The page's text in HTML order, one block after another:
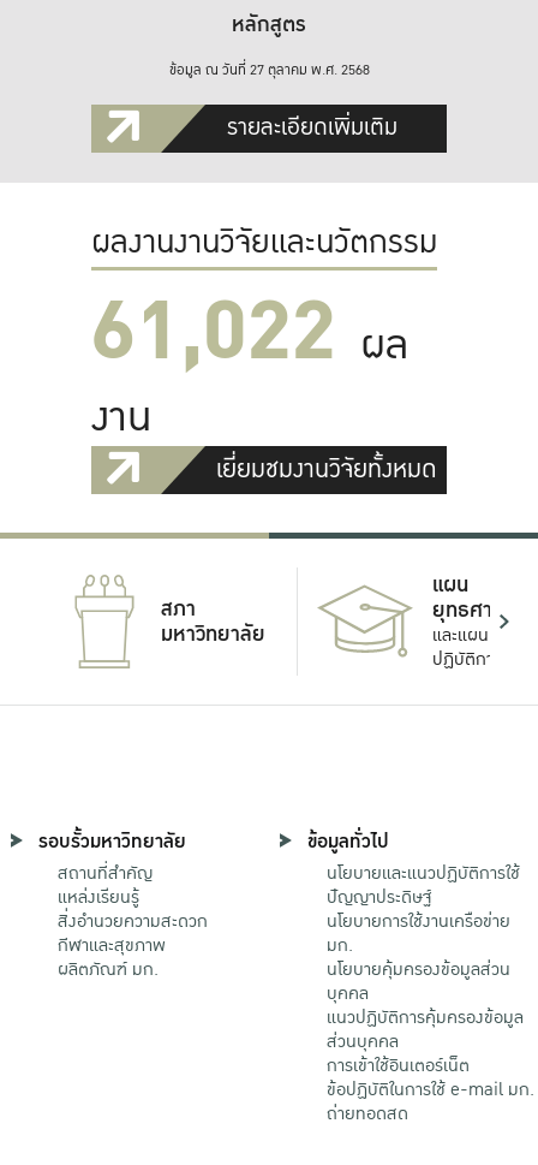
หลักสูตร
ข้อมูล ณ วันที่ 27 ตุลาคม พ.ศ. 2568
รายละเอียดเพิ่มเติม
ผลงานงานวิจัยและนวัตกรรม
61,022 ผล
งาน
เยี่ยมชมงานวิจัยทั้งหมด
สภา
มหาวิทยาลัย
แผน
ยุทธศาสตร์
และแผน
ปฏิบัติการ
รอบรั้วมหาวิทยาลัย
สถานที่สำคัญ
แหล่งเรียนรู้
สิ่งอำนวยความสะดวก
กีฬาและสุขภาพ
ผลิตภัณฑ์ มก.
ข้อมูลทั่วไป
นโยบายและแนวปฏิบัติการใช้
ปัญญาประดิษฐ์
นโยบายการใช้งานเครือข่าย
มก.
นโยบายคุ้มครองข้อมูลส่วน
บุคคล
แนวปฏิบัติการคุ้มครองข้อมูล
ส่วนบุคคล
การเข้าใช้อินเตอร์เน็ต
ข้อปฏิบัติในการใช้ e-mail มก.
ถ่ายทอดสด